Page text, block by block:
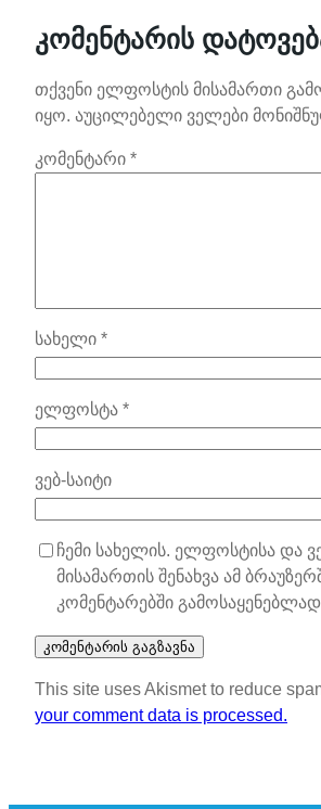
კომენტარის
თქვენი ელფოსტის მისამართი
იყო. აუცილებელი ველები
კომენტარი *
სახელი *
ელფოსტა *
ვებ-საიტი
ჩემი სახელის. ელფოსტისა და
მისამართის შენახვა ამ
კომენტარებში
This site uses Akismet to reduce
your comment data is processed.